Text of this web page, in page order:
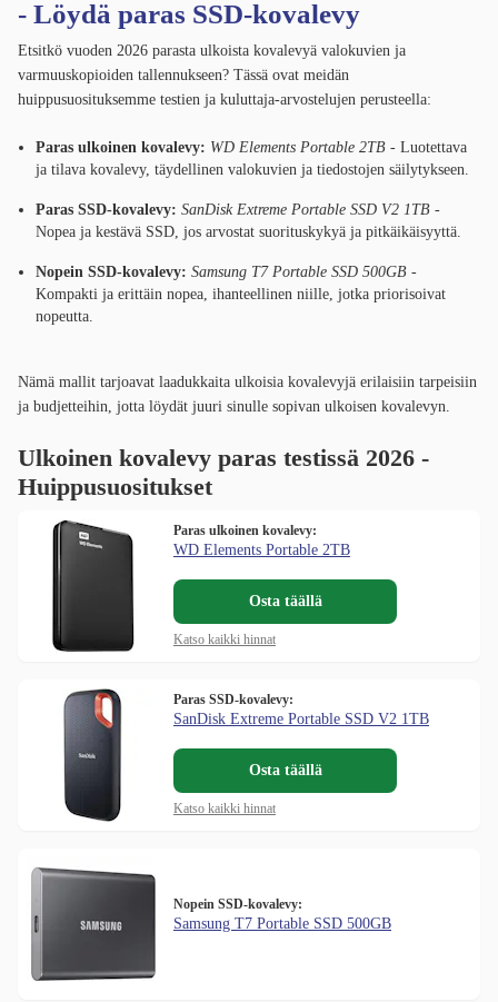
- Löydä paras SSD-kovalevy
Etsitkö vuoden 2026 parasta ulkoista kovalevyä valokuvien ja
varmuuskopioiden tallennukseen? Tässä ovat meidän
huippusuosituksemme testien ja kuluttaja-arvostelujen perusteella:
Paras ulkoinen kovalevy: WD Elements Portable 2TB - Luotettava
ja tilava kovalevy, täydellinen valokuvien ja tiedostojen säilytykseen.
Paras SSD-kovalevy: SanDisk Extreme Portable SSD V2 1TB -
Nopea ja kestävä SSD, jos arvostat suorituskykyä ja pitkäikäisyyttä.
Nopein SSD-kovalevy: Samsung T7 Portable SSD 500GB -
Kompakti ja erittäin nopea, ihanteellinen niille, jotka priorisoivat
nopeutta.
Nämä mallit tarjoavat laadukkaita ulkoisia kovalevyjä erilaisiin tarpeisiin
ja budjetteihin, jotta löydät juuri sinulle sopivan ulkoisen kovalevyn.
Ulkoinen kovalevy paras testissä 2026 -
Huippusuositukset
Paras ulkoinen kovalevy:
WD Elements Portable 2TB
Osta täällä
Katso kaikki hinnat
Paras SSD-kovalevy:
SanDisk Extreme Portable SSD V2 1TB
Osta täällä
Katso kaikki hinnat
Nopein SSD-kovalevy:
Samsung T7 Portable SSD 500GB